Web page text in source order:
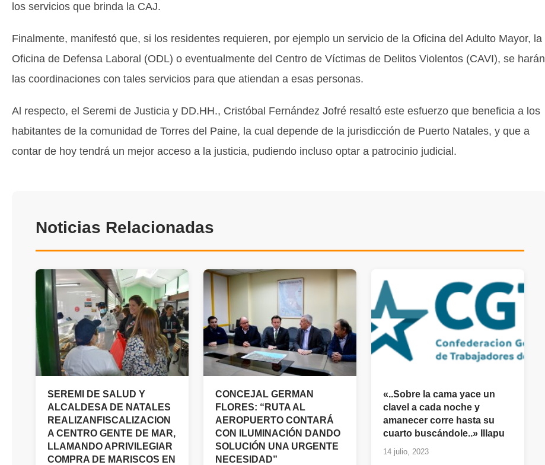
los servicios que brinda la CAJ.
Finalmente, manifestó que, si los residentes requieren, por ejemplo un servicio de la Oficina del Adulto Mayor, la
Oficina de Defensa Laboral (ODL) o eventualmente del Centro de Víctimas de Delitos Violentos (CAVI), se harán
las coordinaciones con tales servicios para que atiendan a esas personas.
Al respecto, el Seremi de Justicia y DD.HH., Cristóbal Fernández Jofré resaltó este esfuerzo que beneficia a los
habitantes de la comunidad de Torres del Paine, la cual depende de la jurisdicción de Puerto Natales, y que a
contar de hoy tendrá un mejor acceso a la justicia, pudiendo incluso optar a patrocinio judicial.
Noticias Relacionadas
SEREMI DE SALUD Y
ALCALDESA DE NATALES
REALIZANFISCALIZACION
A CENTRO GENTE DE MAR,
LLAMANDO APRIVILEGIAR
COMPRA DE MARISCOS EN
CONCEJAL GERMAN
FLORES: “RUTA AL
AEROPUERTO CONTARÁ
CON ILUMINACIÓN DANDO
SOLUCIÓN UNA URGENTE
NECESIDAD”
«..Sobre la cama yace un
clavel a cada noche y
amanecer corre hasta su
cuarto buscándole..» Illapu
14 julio, 2023